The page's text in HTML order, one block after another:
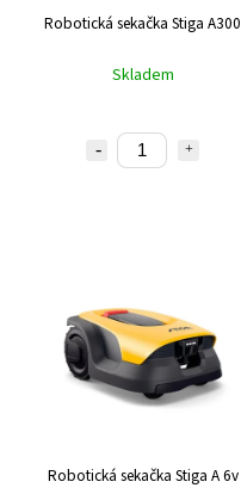
Robotická sekačka Stiga A300
Skladem
Robotická sekačka Stiga A 6v